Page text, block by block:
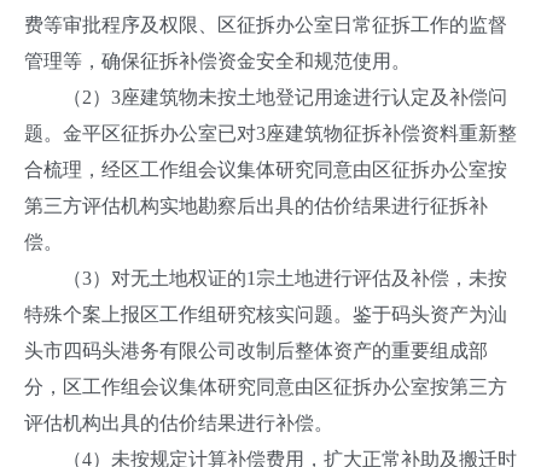
费等审批程序及权限、区征拆办公室日常征拆工作的监督
管理等，确保征拆补偿资金安全和规范使用。
（2）3座建筑物未按土地登记用途进行认定及补偿问
题。金平区征拆办公室已对3座建筑物征拆补偿资料重新整
合梳理，经区工作组会议集体研究同意由区征拆办公室按
第三方评估机构实地勘察后出具的估价结果进行征拆补
偿。
（3）对无土地权证的1宗土地进行评估及补偿，未按
特殊个案上报区工作组研究核实问题。鉴于码头资产为汕
头市四码头港务有限公司改制后整体资产的重要组成部
分，区工作组会议集体研究同意由区征拆办公室按第三方
评估机构出具的估价结果进行补偿。
（4）未按规定计算补偿费用，扩大正常补助及搬迁时